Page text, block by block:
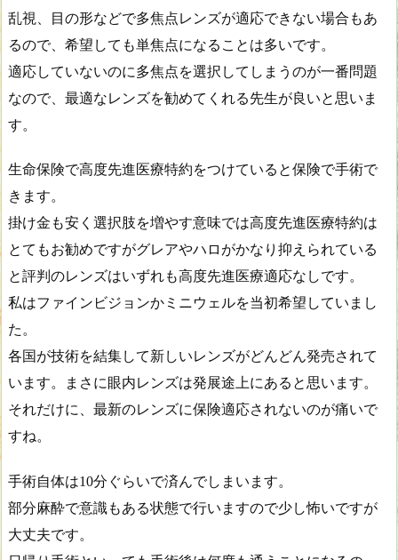
乱視、目の形などで多焦点レンズが適応できない場合もあ
るので、希望しても単焦点になることは多いです。
適応していないのに多焦点を選択してしまうのが一番問題
なので、最適なレンズを勧めてくれる先生が良いと思いま
す。
生命保険で高度先進医療特約をつけていると保険で手術で
きます。
掛け金も安く選択肢を増やす意味では高度先進医療特約は
とてもお勧めですがグレアやハロがかなり抑えられている
と評判のレンズはいずれも高度先進医療適応なしです。
私はファインビジョンかミニウェルを当初希望していまし
た。
各国が技術を結集して新しいレンズがどんどん発売されて
います。まさに眼内レンズは発展途上にあると思います。
それだけに、最新のレンズに保険適応されないのが痛いで
すね。
手術自体は10分ぐらいで済んでしまいます。
部分麻酔で意識もある状態で行いますので少し怖いですが
大丈夫です。